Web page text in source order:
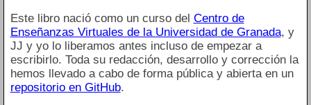
Este libro nació como un curso del Centro de
Enseñanzas Virtuales de la Universidad de Granada, y
JJ y yo lo liberamos antes incluso de empezar a
escribirlo. Toda su redacción, desarrollo y corrección la
hemos llevado a cabo de forma pública y abierta en un
repositorio en GitHub.